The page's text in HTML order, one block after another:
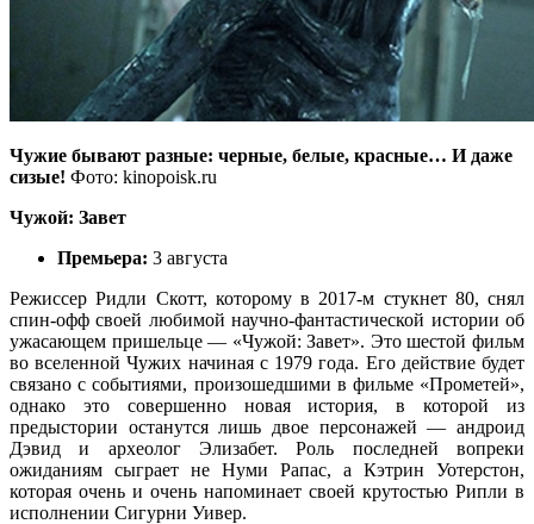
Чужие бывают разные: черные, белые, красные… И даже
сизые! Фото: kinopoisk.ru
Чужой: Завет
Премьера: 3 августа
Режиссер Ридли Скотт, которому в 2017-м стукнет 80, снял
спин-офф своей любимой научно-фантастической истории об
ужасающем пришельце — «Чужой: Завет». Это шестой фильм
во вселенной Чужих начиная с 1979 года. Его действие будет
связано с событиями, произошедшими в фильме «Прометей»,
однако это совершенно новая история, в которой из
предыстории останутся лишь двое персонажей — андроид
Дэвид и археолог Элизабет. Роль последней вопреки
ожиданиям сыграет не Нуми Рапас, а Кэтрин Уотерстон,
которая очень и очень напоминает своей крутостью Рипли в
исполнении Сигурни Уивер.